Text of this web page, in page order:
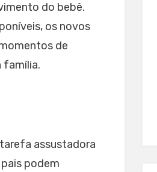
do bebê.
os novos
de
família.
assustadora
podem